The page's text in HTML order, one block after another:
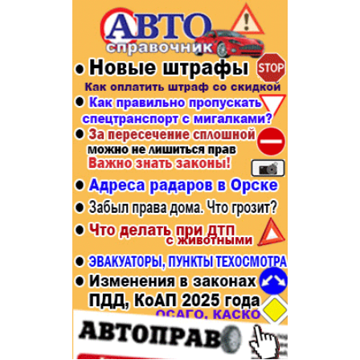
Афиша
Строительство и ремонт
Авто и мото
Рестораны, кафе, бары
Спорт Фитнес
Недвижимость
Красота Косметология
Телекоммуникации и связь
Торговля
Бизнес и финансы
Юристы, Экспертиза, Страхование
Ремонт
Социальные организации
Это интересно
Администрация
Популярное →
Строительство и ремонт